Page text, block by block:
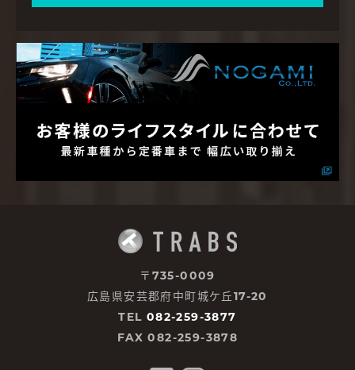
〒735-0009
広島県安芸郡府中町城ケ丘17-20
TEL 082-259-3877
FAX 082-259-3878